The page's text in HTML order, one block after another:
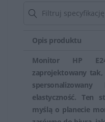
takie jak tryb ochrony
technologie redukcji
ochrony przed
komfortową pracę
HP oferuje także
zastosowań, takie jak
Opis produktu
Monitor HP
zaprojektowany
elastyczność. Ten
myślą o planecie